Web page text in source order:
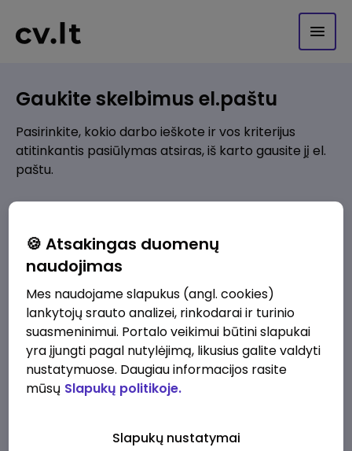
Gaukite skelbimus el.paštu
Pasirinkite, kokio darbo ieškote ir vos kriterijus
atitinkantis pasiūlymas atsiras, iš karto gausite jį el.
paštu.
Pridėti naują
Kokios srities darbo pasiūlymai jus domina?
Pridėti naują
🍪 Atsakingas duomenų
naudojimas
Mes naudojame slapukus (angl. cookies)
lankytojų srauto analizei, rinkodarai ir turinio
suasmeninimui. Portalo veikimui būtini slapukai
yra įjungti pagal nutylėjimą, likusius galite valdyti
nustatymuose. Daugiau informacijos rasite
mūsų Slapukų politikoje.
Slapukų nustatymai